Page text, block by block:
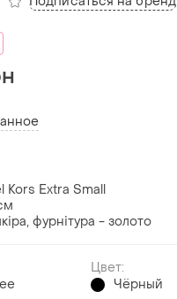
Kors Extra Small
фурнітура - золото
Цвет:
Чёрный